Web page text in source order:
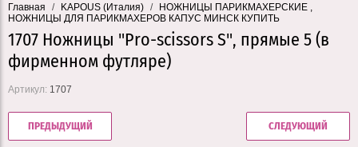
Главная / KAPOUS (Италия) /
НОЖНИЦЫ ПАРИКМАХЕРСКИЕ ,
НОЖНИЦЫ ДЛЯ ПАРИКМАХЕРОВ КАПУС МИНСК КУПИТЬ
1707 Ножницы "Pro-scissors S", прямые 5 (в
фирменном футляре)
Артикул: 1707
ПРЕДЫДУЩИЙ СЛЕДУЮЩИЙ